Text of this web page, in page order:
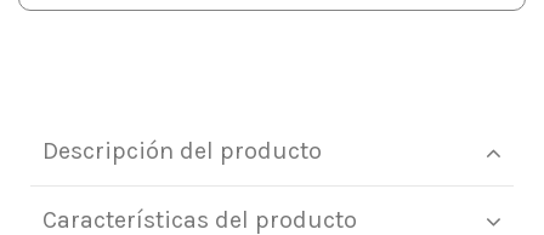
Descripción del producto
Características del producto